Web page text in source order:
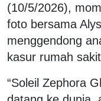
(10/5/2026),
foto bersama
menggendong
kasur rumah
“Soleil Zephora